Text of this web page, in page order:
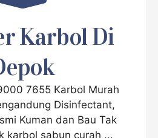
Karbol Di
7655 Karbol Murah
Disinfectant,
Kuman dan Bau Tak
karbol sabun curah ...